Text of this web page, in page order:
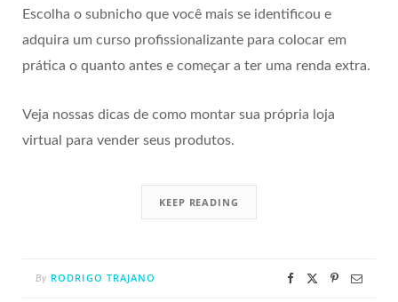
Escolha o subnicho que você mais se identificou e
adquira um curso profissionalizante para colocar em
prática o quanto antes e começar a ter uma renda extra.
Veja nossas dicas de como montar sua própria loja
virtual para vender seus produtos.
KEEP READING
By RODRIGO TRAJANO